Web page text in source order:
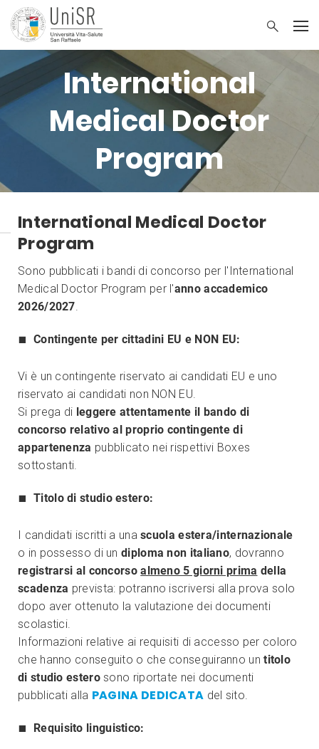
International
Medical Doctor
Program
International Medical Doctor
Program
Sono pubblicati i bandi di concorso per l'International
Medical Doctor Program per l'anno accademico
2026/2027.
Contingente per cittadini EU e NON EU:
Vi è un contingente riservato ai candidati EU e uno
riservato ai candidati non NON EU.
Si prega di leggere attentamente il bando di
concorso relativo al proprio contingente di
appartenenza pubblicato nei rispettivi Boxes
sottostanti.
Titolo di studio estero:
I candidati iscritti a unascuola estera/internazionale
o in possesso di un diploma non italiano, dovranno
registrarsi al concorsoalmeno 5 giorni prima della
scadenza prevista: potranno iscriversi alla prova solo
dopo aver ottenuto la valutazione dei documenti
scolastici.
Informazioni relative ai requisiti di accesso per coloro
che hanno conseguito o che conseguiranno untitolo
di studio esterosono riportate nei documenti
pubblicati alla PAGINA DEDICATA del sito.
Requisito linguistico: